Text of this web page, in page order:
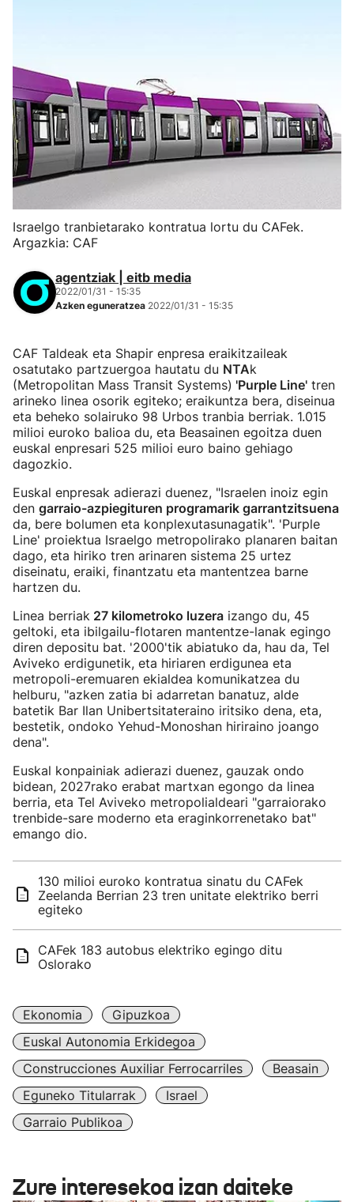
Israelgo tranbietarako kontratua lortu du CAFek.
Argazkia: CAF
agentziak | eitb media
2022/01/31 - 15:35
Azken eguneratzea 2022/01/31 - 15:35
CAF Taldeak eta Shapir enpresa eraikitzaileak
osatutako partzuergoa hautatu du NTAk
(Metropolitan Mass Transit Systems) 'Purple Line' tren
arineko linea osorik egiteko; eraikuntza bera, diseinua
eta beheko solairuko 98 Urbos tranbia berriak. 1.015
milioi euroko balioa du, eta Beasainen egoitza duen
euskal enpresari 525 milioi euro baino gehiago
dagozkio.
Euskal enpresak adierazi duenez, "Israelen inoiz egin
den garraio-azpiegituren programarik garrantzitsuena
da, bere bolumen eta konplexutasunagatik". 'Purple
Line' proiektua Israelgo metropolirako planaren baitan
dago, eta hiriko tren arinaren sistema 25 urtez
diseinatu, eraiki, finantzatu eta mantentzea barne
hartzen du.
Linea berriak 27 kilometroko luzera izango du, 45
geltoki, eta ibilgailu-flotaren mantentze-lanak egingo
diren depositu bat. '2000'tik abiatuko da, hau da, Tel
Aviveko erdigunetik, eta hiriaren erdigunea eta
metropoli-eremuaren ekialdea komunikatzea du
helburu, "azken zatia bi adarretan banatuz, alde
batetik Bar Ilan Unibertsitateraino iritsiko dena, eta,
bestetik, ondoko Yehud-Monoshan hiriraino joango
dena".
Euskal konpainiak adierazi duenez, gauzak ondo
bidean, 2027rako erabat martxan egongo da linea
berria, eta Tel Aviveko metropolialdeari "garraiorako
trenbide-sare moderno eta eraginkorrenetako bat"
emango dio.
130 milioi euroko kontratua sinatu du CAFek
Zeelanda Berrian 23 tren unitate elektriko berri
egiteko
CAFek 183 autobus elektriko egingo ditu
Oslorako
Ekonomia
Gipuzkoa
Euskal Autonomia Erkidegoa
Construcciones Auxiliar Ferrocarriles
Beasain
Eguneko Titularrak
Israel
Garraio Publikoa
Zure interesekoa izan daiteke